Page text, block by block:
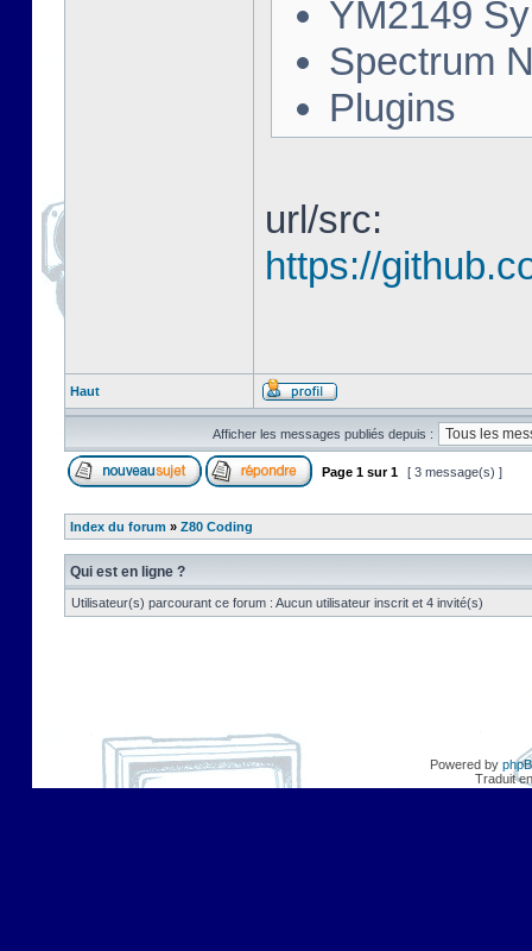
YM2149
Spectrum
Plugins
url/src:
https://
Haut
Afficher les messages publiés depuis :
Page 1 sur1 [ 3 message(s) ]
Index du forum » Z80 Coding
Qui est en ligne ?
Utilisateur(s) parcourant ce forum : Aucun utilisateur inscrit et 4 invité(s)
Powered by
Traduit